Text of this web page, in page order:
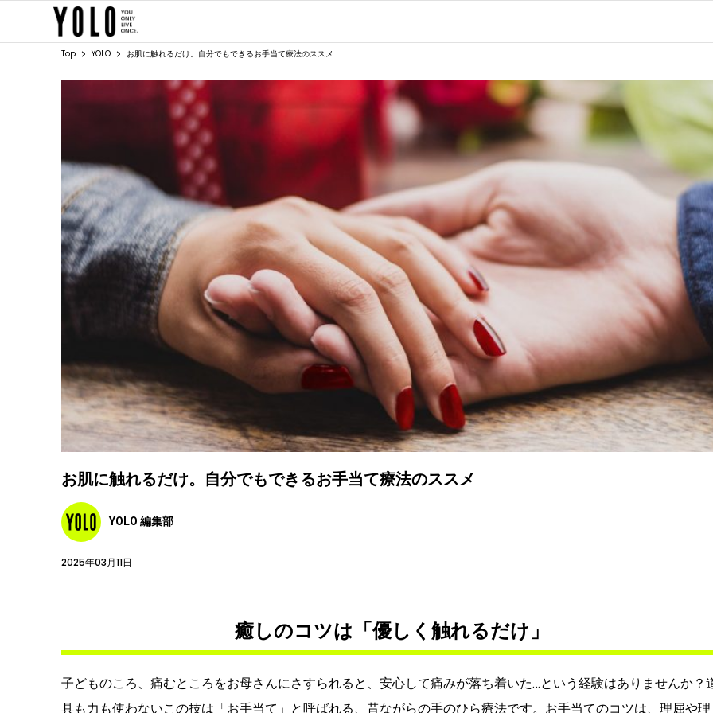
Top YOLO お肌に触れるだけ。自分でもできるお手当て療法のススメ
お肌に触れるだけ。自分でもできるお手当て療法のススメ
YOLO 編集部
2025年03月11日
癒しのコツは「優しく触れるだけ」
子どものころ、痛むところをお母さんにさすられると、安心して痛みが落ち着いた…という経験はありませんか？
具も力も使わないこの技は「お手当て」と呼ばれる、昔ながらの手のひら療法です。お手当てのコツは、理屈や理